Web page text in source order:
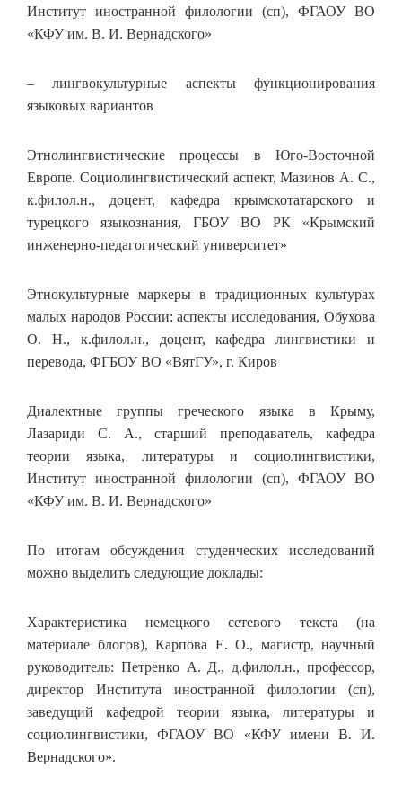
Институт иностранной филологии (сп), ФГАОУ ВО
«КФУ им. В. И. Вернадского»
– лингвокультурные аспекты функционирования
языковых вариантов
Этнолингвистические процессы в Юго-Восточной
Европе. Социолингвистический аспект, Мазинов А. С.,
к.филол.н., доцент, кафедра крымскотатарского и
турецкого языкознания, ГБОУ ВО РК «Крымский
инженерно-педагогический университет»
Этнокультурные маркеры в традиционных культурах
малых народов России: аспекты исследования, Обухова
О. Н., к.филол.н., доцент, кафедра лингвистики и
перевода, ФГБОУ ВО «ВятГУ», г. Киров
Диалектные группы греческого языка в Крыму,
Лазариди С. А., старший преподаватель, кафедра
теории языка, литературы и социолингвистики,
Институт иностранной филологии (сп), ФГАОУ ВО
«КФУ им. В. И. Вернадского»
По итогам обсуждения студенческих исследований
можно выделить следующие доклады:
Характеристика немецкого сетевого текста (на
материале блогов), Карпова Е. О., магистр, научный
руководитель: Петренко А. Д., д.филол.н., профессор,
директор Института иностранной филологии (сп),
заведущий кафедрой теории языка, литературы и
социолингвистики, ФГАОУ ВО «КФУ имени В. И.
Вернадского».